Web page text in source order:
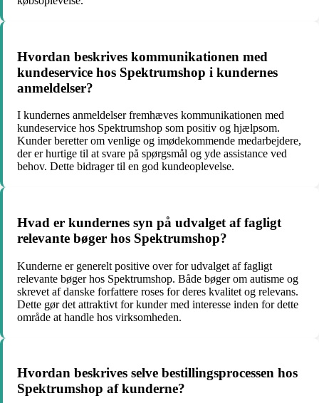
Hvordan beskrives kommunikationen med
kundeservice hos Spektrumshop i kundernes
anmeldelser?
I kundernes anmeldelser fremhæves kommunikationen med
kundeservice hos Spektrumshop som positiv og hjælpsom.
Kunder beretter om venlige og imødekommende medarbejdere,
der er hurtige til at svare på spørgsmål og yde assistance ved
behov. Dette bidrager til en god kundeoplevelse.
Hvad er kundernes syn på udvalget af fagligt
relevante bøger hos Spektrumshop?
Kunderne er generelt positive over for udvalget af fagligt
relevante bøger hos Spektrumshop. Både bøger om autisme og
skrevet af danske forfattere roses for deres kvalitet og relevans.
Dette gør det attraktivt for kunder med interesse inden for dette
område at handle hos virksomheden.
Hvordan beskrives selve bestillingsprocessen hos
Spektrumshop af kunderne?